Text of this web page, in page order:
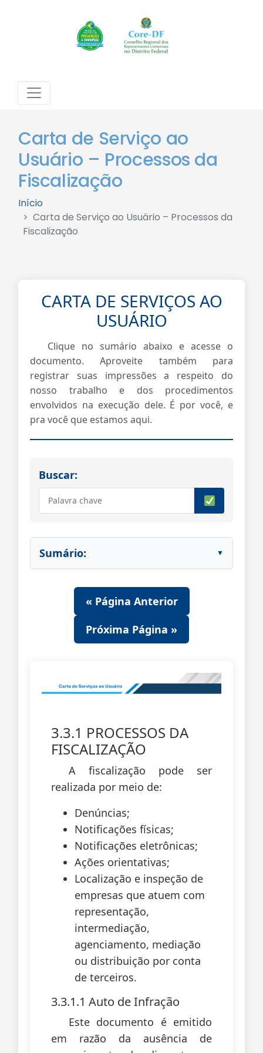
Carta de Serviço ao
Usuário – Processos da
Fiscalização
Início
Carta de Serviço ao Usuário – Processos da
Fiscalização
CARTA DE SERVIÇOS AO
USUÁRIO
Clique no sumário abaixo e acesse o
documento. Aproveite também para
registrar suas impressões a respeito do
nosso trabalho e dos procedimentos
envolvidos na execução dele. É por você, e
pra você que estamos aqui.
Buscar:
Sumário:
« Página Anterior
Próxima Página »
3.3.1 PROCESSOS DA
FISCALIZAÇÃO
A fiscalização pode ser
realizada por meio de:
Denúncias;
Notificações físicas;
Notificações eletrônicas;
Ações orientativas;
Localização e inspeção de
empresas que atuem com
representação,
intermediação,
agenciamento, mediação
ou distribuição por conta
de terceiros.
3.3.1.1 Auto de Infração
Este documento é emitido
em razão da ausência de